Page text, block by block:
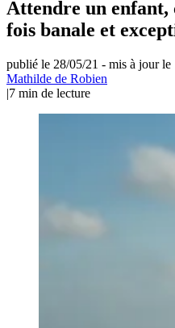
Attendre un enfant,
fois banale et
publié le 28/05/21 - mis à jour le
Mathilde de Robien
|7 min de lecture